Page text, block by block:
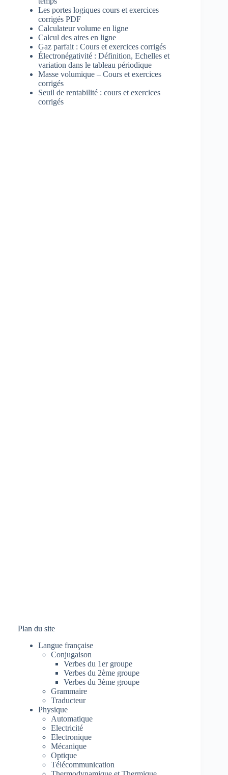
Les portes logiques cours et exercices
corrigés PDF
Calculateur volume en ligne
Calcul des aires en ligne
Gaz parfait : Cours et exercices corrigés
Électronégativité : Définition, Echelles et
variation dans le tableau périodique
Masse volumique – Cours et exercices
corrigés
Seuil de rentabilité : cours et exercices
corrigés
Plan du site
Langue française
Conjugaison
Verbes du 1er groupe
Verbes du 2ème groupe
Verbes du 3ème groupe
Grammaire
Traducteur
Physique
Automatique
Electricité
Electronique
Mécanique
Optique
Télécommunication